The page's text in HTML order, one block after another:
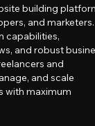
building
and marketers.
capabilities,
and robust
and
and scale
with maximum